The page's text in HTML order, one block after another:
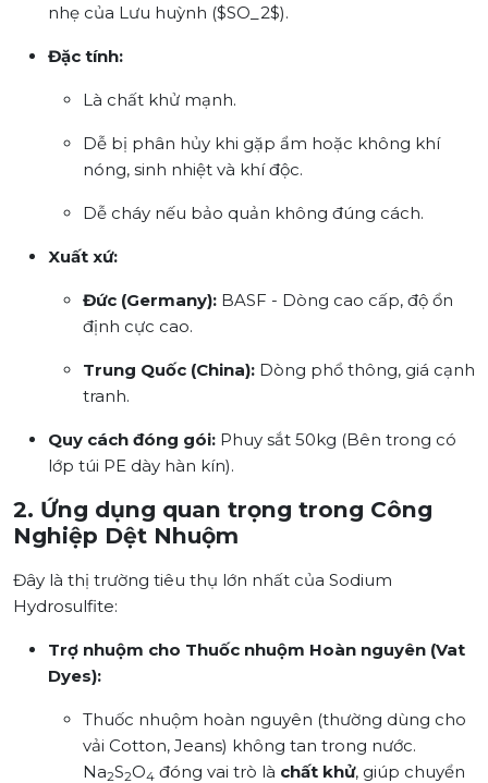
nhẹ của Lưu huỳnh ($SO_2$).
Đặc tính:
Là chất khử mạnh.
Dễ bị phân hủy khi gặp ẩm hoặc không khí
nóng, sinh nhiệt và khí độc.
Dễ cháy nếu bảo quản không đúng cách.
Xuất xứ:
Đức (Germany): BASF - Dòng cao cấp, độ ổn
định cực cao.
Trung Quốc (China): Dòng phổ thông, giá cạnh
tranh.
Quy cách đóng gói: Phuy sắt 50kg (Bên trong có
lớp túi PE dày hàn kín).
2. Ứng dụng quan trọng trong Công
Nghiệp Dệt Nhuộm
Đây là thị trường tiêu thụ lớn nhất của Sodium
Hydrosulfite:
Trợ nhuộm cho Thuốc nhuộm Hoàn nguyên (Vat
Dyes):
Thuốc nhuộm hoàn nguyên (thường dùng cho
vải Cotton, Jeans) không tan trong nước.
Na2S2O4 đóng vai trò là chất khử, giúp chuyển